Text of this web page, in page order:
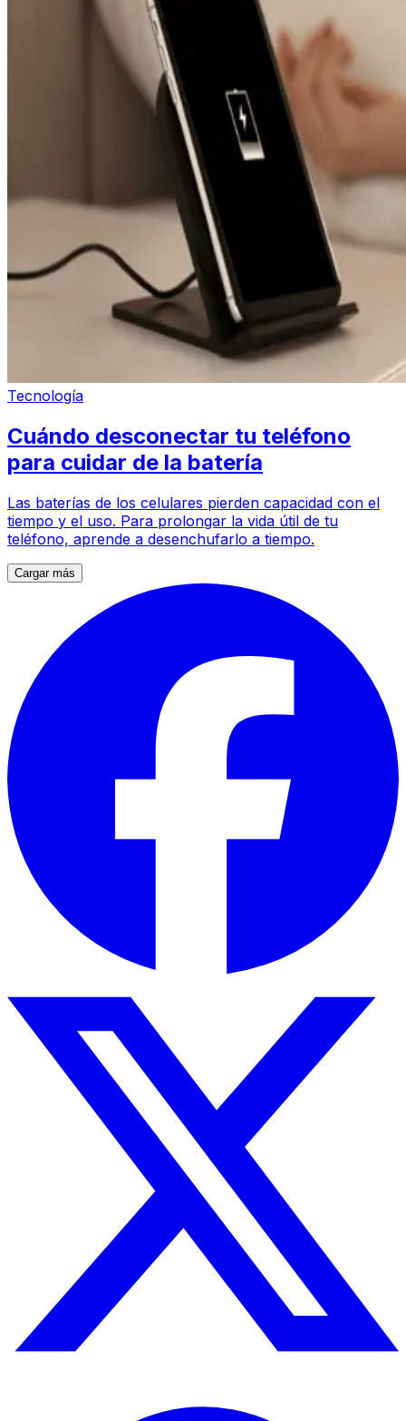
Tecnología
Cuándo desconectar tu teléfono
para cuidar de la batería
Las baterías de los celulares pierden capacidad con el
tiempo y el uso. Para prolongar la vida útil de tu
teléfono, aprende a desenchufarlo a tiempo.
Cargar más